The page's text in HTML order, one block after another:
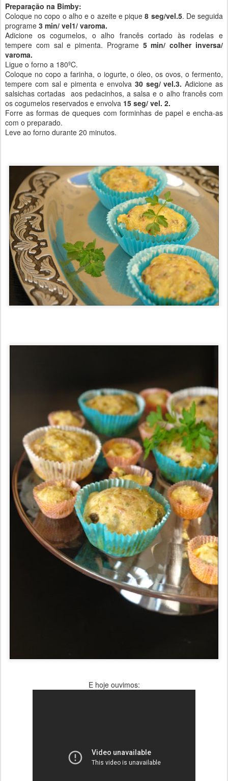
Preparação na Bimby:
Coloque no copo o alho e o azeite e pique8 seg/vel.5. De seguida
programe 3 min/ vel1/ varoma.
Adicione os cogumelos, o alho francês cortado às rodelas e
tempere com sal e pimenta. Programe 5 min/ colher inversa/
varoma.
Ligue o forno a 180ºC.
Coloque no copo a farinha, o iogurte, o óleo, os ovos, o fermento,
tempere com sal e pimenta e envolva 30 seg/ vel.3. Adicione as
salsichas cortadas aos pedacinhos, a salsa e o alho francês com
os cogumelos reservados e envolva 15 seg/ vel. 2.
Forre as formas de queques com forminhas de papel e encha-as
com o preparado.
Leve ao forno durante 20 minutos.
E hoje ouvimos: